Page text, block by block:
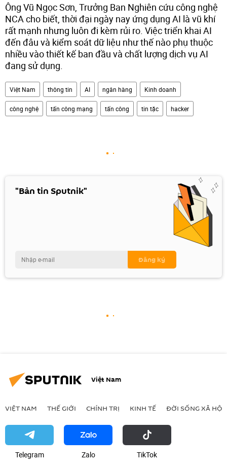
Ông Vũ Ngọc Sơn, Trưởng Ban Nghiên cứu công nghệ
NCA cho biết, thời đại ngày nay ứng dụng AI là vũ khí
rất mạnh nhưng luôn đi kèm rủi ro. Việc triển khai AI
đến đâu và kiểm soát dữ liệu như thế nào phụ thuộc
nhiều vào thiết kế ban đầu và chất lượng dịch vụ AI
đang sử dụng.
Việt Nam thông tin AI ngân hàng Kinh doanh
công nghệ tấn công mạng tấn công tin tặc hacker
"Bản tin Sputnik"
Việt Nam
VIỆT NAM THẾ GIỚI CHÍNH TRỊ KINH TẾ ĐỜI SỐNG XÃ HỘI
Telegram Zalo ТikТоk